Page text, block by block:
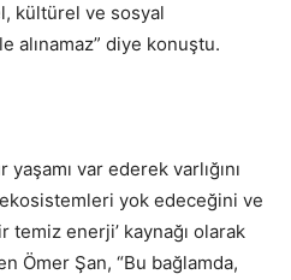
kültürel ve sosyal
alınamaz” diye konuştu.
yaşamı var ederek varlığını
yok edeceğini ve
temiz enerji’ kaynağı olarak
Ömer Şan, “Bu bağlamda,